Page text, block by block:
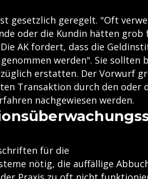
gesetzlich geregelt. "Oft
oder die Kundin hätten grob
AK fordert, dass die
werden". Sie sollten
erstatten. Der Vorwurf
Transaktion durch den oder
nachgewiesen werden.
für die
nötig, die auffällige